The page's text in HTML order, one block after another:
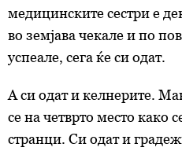
медицинските сестри е
во земјава чекале и по
успеале, сега ќе си одат.
А си одат и келнерите.
се на четврто место како
странци. Си одат и